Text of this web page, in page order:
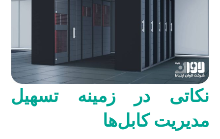
نکاتی در زمینهتسهیل
مدیریت کابل‌ها